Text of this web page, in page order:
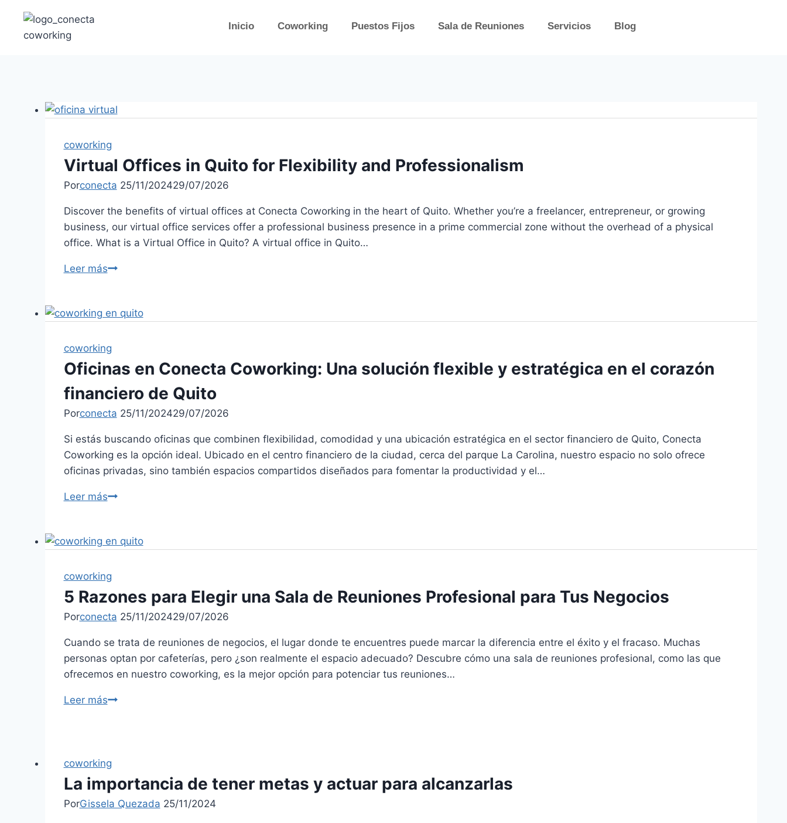
Inicio Coworking Puestos Fijos Sala de Reuniones Servicios Blog
coworking
Virtual Offices in Quito for Flexibility and Professionalism
Porconecta 25/11/202429/07/2026
Discover the benefits of virtual offices at Conecta Coworking in the heart of Quito. Whether you’re a freelancer, entrepreneur, or growing
business, our virtual office services offer a professional business presence in a prime commercial zone without the overhead of a physical
office. What is a Virtual Office in Quito? A virtual office in Quito…
Leer más
coworking
Oficinas en Conecta Coworking: Una solución flexible y estratégica en el corazón
financiero de Quito
Porconecta 25/11/202429/07/2026
Si estás buscando oficinas que combinen flexibilidad, comodidad y una ubicación estratégica en el sector financiero de Quito, Conecta
Coworking es la opción ideal. Ubicado en el centro financiero de la ciudad, cerca del parque La Carolina, nuestro espacio no solo ofrece
oficinas privadas, sino también espacios compartidos diseñados para fomentar la productividad y el…
Leer más
coworking
5 Razones para Elegir una Sala de Reuniones Profesional para Tus Negocios
Porconecta 25/11/202429/07/2026
Cuando se trata de reuniones de negocios, el lugar donde te encuentres puede marcar la diferencia entre el éxito y el fracaso. Muchas
personas optan por cafeterías, pero ¿son realmente el espacio adecuado? Descubre cómo una sala de reuniones profesional, como las que
ofrecemos en nuestro coworking, es la mejor opción para potenciar tus reuniones…
Leer más
coworking
La importancia de tener metas y actuar para alcanzarlas
PorGissela Quezada 25/11/2024